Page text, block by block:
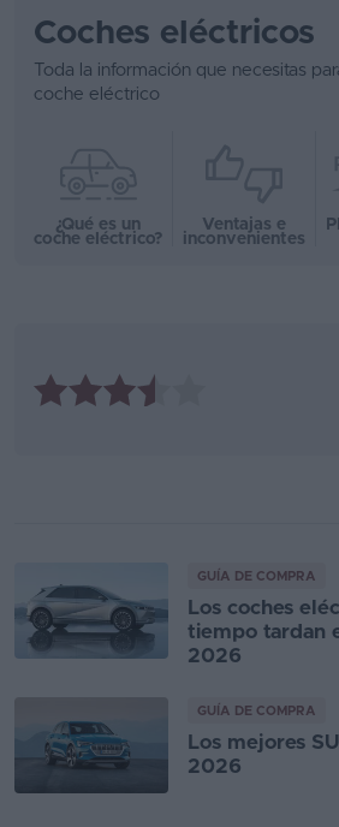
Coches eléctricos
Toda la información que necesitas
coche eléctrico
¿Qué es un
coche eléctrico?
Ventajas e
inconvenientes
GUÍA DE COMPRA
Los coches
tiempo tardan
2026
GUÍA DE COMPRA
Los mejores
2026